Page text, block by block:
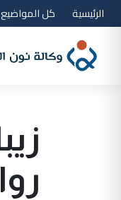
الرئيسية كل المواضيع